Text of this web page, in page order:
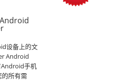
设备上的文
Android
Android手机
的所有需